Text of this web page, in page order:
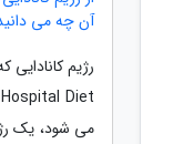
آن چه می
می شود، یک